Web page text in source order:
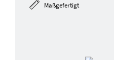
Maßgefertigt